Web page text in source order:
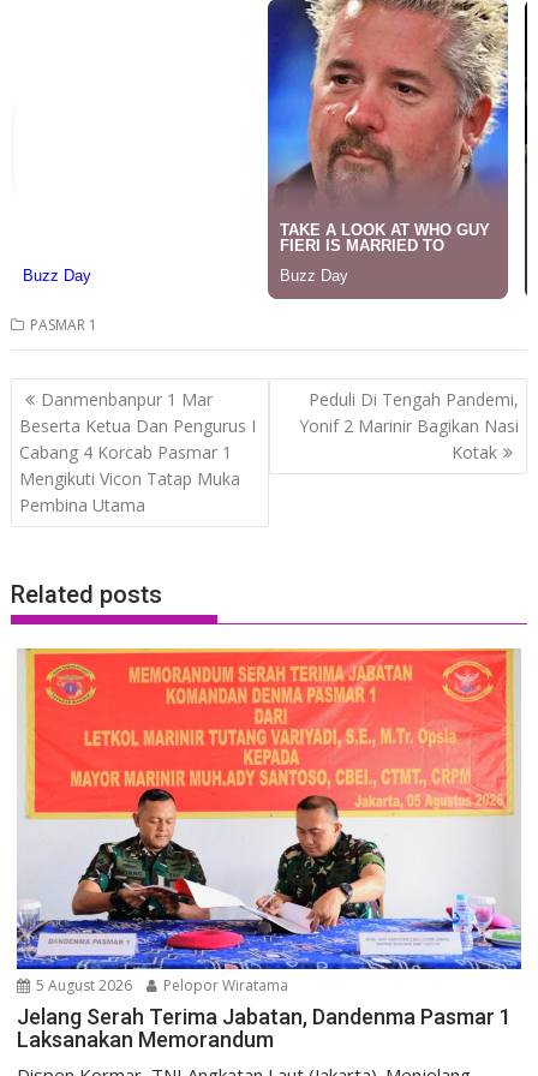
PASMAR 1
Post
navigation
Danmenbanpur 1 Mar
Beserta Ketua Dan Pengurus I
Cabang 4 Korcab Pasmar 1
Mengikuti Vicon Tatap Muka
Pembina Utama
Peduli Di Tengah Pandemi,
Yonif 2 Marinir Bagikan Nasi
Kotak
Related posts
5 August 2026 Pelopor Wiratama
Jelang Serah Terima Jabatan, Dandenma Pasmar 1
Laksanakan Memorandum